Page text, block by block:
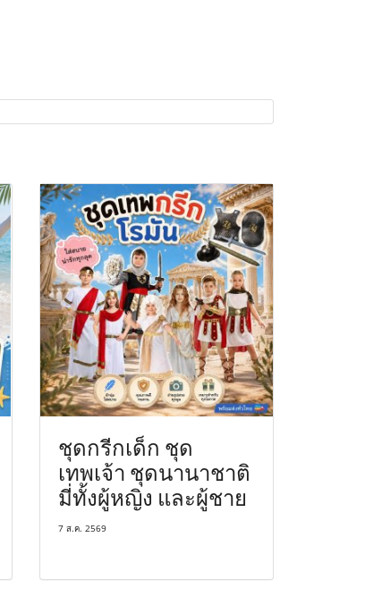
ชุดกรีกเด็ก ชุด
เทพเจ้า ชุดนานาชาติ
มี่ทั้งผู้หญิง และผู้ชาย
7 ส.ค. 2569